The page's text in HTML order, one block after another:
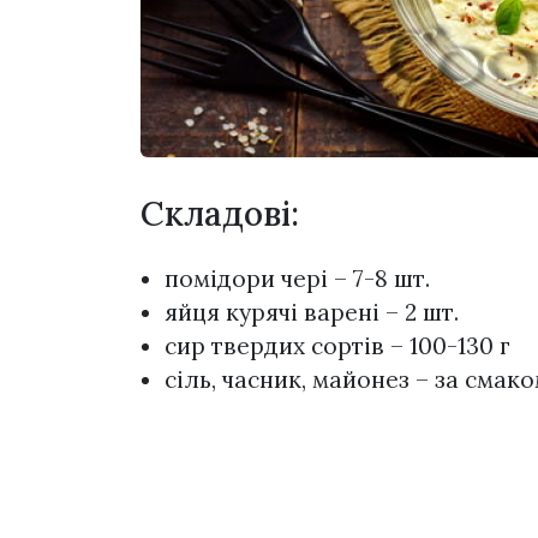
Складові:
помідори чері – 7-8 шт.
яйця курячі варені – 2 шт.
сир твердих сортів – 100-130 г
сіль, часник, майонез – за